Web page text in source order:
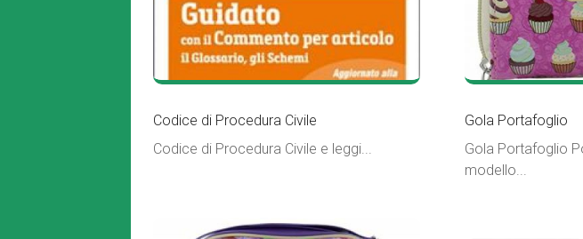
Codice di Procedura Civile
Codice di Procedura Civile e leggi...
Gola Portafoglio
Gola Portafoglio
modello...